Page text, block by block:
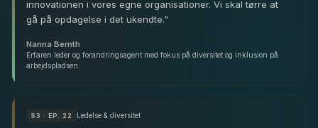
innovationen i vores egne organisationer. Vi skal tørre at
gå på opdagelse i det ukendte."
Nanna Bernth
Erfaren leder og forandringsagent med fokus på diversitet og inklusion på
arbejdspladsen.
S3 · EP. 22 Ledelse & diversitet